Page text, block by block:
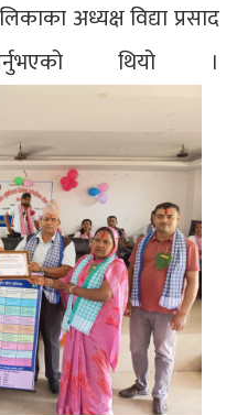
अध्यक्ष विद्या प्रसाद
थियो ।